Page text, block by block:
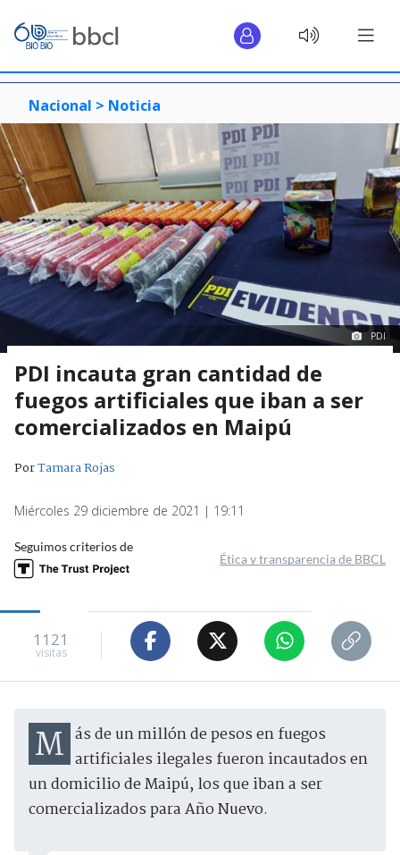
Nacional > Noticia
PDI
PDI incauta gran cantidad de
fuegos artificiales que iban a ser
comercializados en Maipú
PorTamara Rojas
Miércoles 29 diciembre de 2021 | 19:11
Seguimos criterios de
Ética y transparencia de BBCL
1121
visitas
Más de un millón de pesos en fuegos artificiales ilegales fueron incautados en
un domicilio de Maipú, los que iban a ser
comercializados para Año Nuevo.